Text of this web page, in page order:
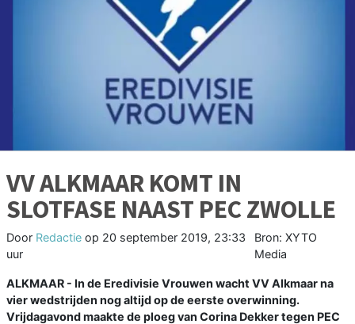
VV ALKMAAR KOMT IN
SLOTFASE NAAST PEC ZWOLLE
Door Redactie op 20 september 2019, 23:33
uur
Bron: XYTO
Media
ALKMAAR - In de Eredivisie Vrouwen wacht VV Alkmaar na
vier wedstrijden nog altijd op de eerste overwinning.
Vrijdagavond maakte de ploeg van Corina Dekker tegen PEC